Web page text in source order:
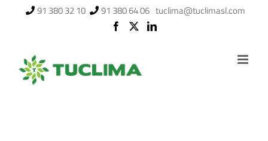
91 380 32 10 91 380 64 06 tuclima@tuclimasl.com